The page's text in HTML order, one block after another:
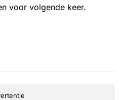
voor volgende keer.